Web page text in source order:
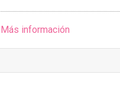
Más información